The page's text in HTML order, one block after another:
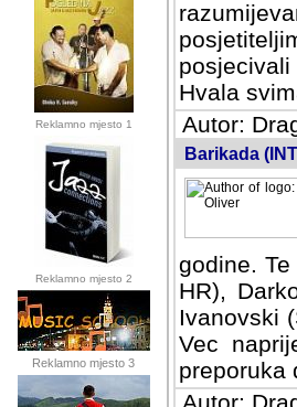
Reklamno mjesto 1
Reklamno mjesto 2
Reklamno mjesto 3
Hvala
Autor:
Barikada
godine.
HR),
Ivanovski
Vec
preporuka